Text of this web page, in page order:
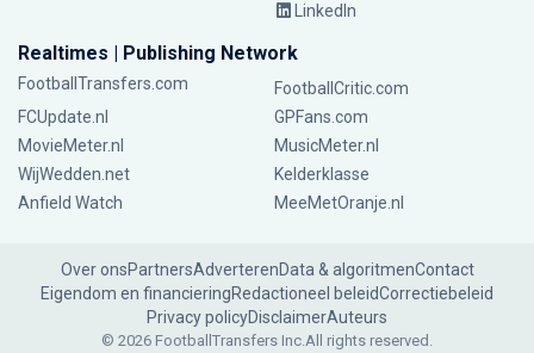
LinkedIn
Realtimes | Publishing Network
FootballTransfers.com
FootballCritic.com
FCUpdate.nl
GPFans.com
MovieMeter.nl
MusicMeter.nl
WijWedden.net
Kelderklasse
Anfield Watch
MeeMetOranje.nl
Over onsPartnersAdverterenData & algoritmenContact
Eigendom en financieringRedactioneel beleidCorrectiebeleid
Privacy policyDisclaimerAuteurs
© 2026 FootballTransfers Inc.All rights reserved.